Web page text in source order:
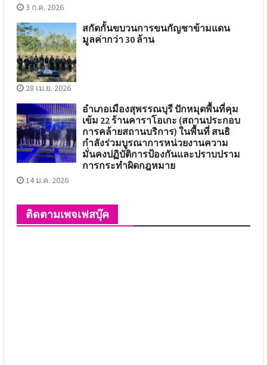
3 ก.ค. 2026
สกัดกั้นขบวนการขนกัญชาข้ามแดน
มูลค่ากว่า 30 ล้าน
28 เม.ย. 2026
อำเภอเมืองสุพรรณบุรี ปักหมุดพื้นที่คุม
เข้ม 22 ร้านคาราโอเกะ (สถานประกอบ
การคล้ายสถานบริการ) ในพื้นที่ สนธิ
กำลังร่วมบูรณาการหน่วยงานความ
มั่นคงปฏิบัติการป้องกันและปราบปราม
การกระทำผิดกฎหมาย
14 ม.ค. 2026
ติดตามเพจเฟสบุ๊ค